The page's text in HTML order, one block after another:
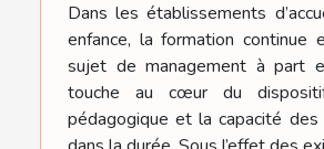
Dans les établissements
enfance, la formation continue
sujet de management à part
touche au cœur du
pédagogique et la capacité